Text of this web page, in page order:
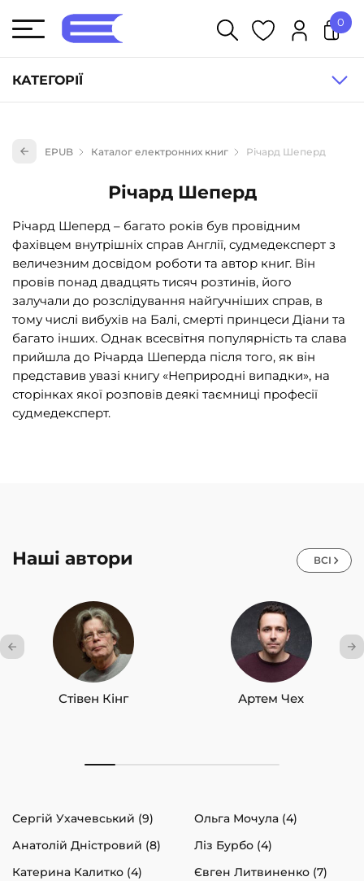
КАТЕГОРІЇ
Книги для дітей (835)
Книги для підлітків (240)
Навчальна література та посібники (527)
Енциклопедії, довідники, словники (55)
Подарункові сертифікати (1)
0
EPUB Каталог електронних книг Річард Шеперд
Річард Шеперд
Річард Шеперд – багато років був провідним
фахівцем внутрішніх справ Англії, судмедексперт з
величезним досвідом роботи та автор книг. Він
провів понад двадцять тисяч розтинів, його
залучали до розслідування найгучніших справ, в
тому числі вибухів на Балі, смерті принцеси Діани та
багато інших. Однак всесвітня популярність та слава
прийшла до Річарда Шеперда після того, як він
представив увазі книгу «Неприродні випадки», на
сторінках якої розповів деякі таємниці професії
судмедексперт.
Наші автори ВСІ
Стівен Кінг Артем Чех
Сергій Ухачевський (9)
Ольга Мочула (4)
Анатолій Дністровий (8)
Ліз Бурбо (4)
Катерина Калитко (4)
Євген Литвиненко (7)